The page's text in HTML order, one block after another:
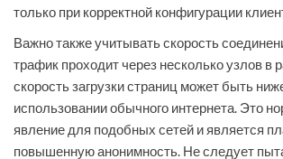
только при корректной конфигурации
Важно также учитывать скорость
трафик проходит через несколько узлов в
скорость загрузки страниц может быть
использовании обычного интернета. Это
явление для подобных сетей и является
повышенную анонимность. Не следует